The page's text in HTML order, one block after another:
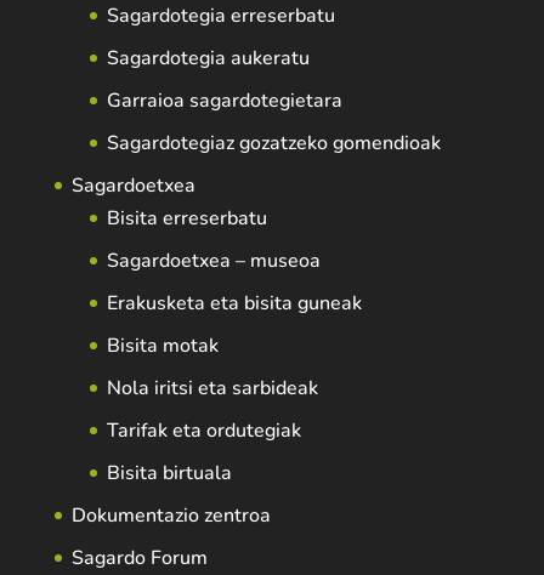
Sagardotegia erreserbatu
Sagardotegia aukeratu
Garraioa sagardotegietara
Sagardotegiaz gozatzeko gomendioak
Sagardoetxea
Bisita erreserbatu
Sagardoetxea – museoa
Erakusketa eta bisita guneak
Bisita motak
Nola iritsi eta sarbideak
Tarifak eta ordutegiak
Bisita birtuala
Dokumentazio zentroa
Sagardo Forum